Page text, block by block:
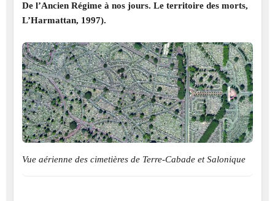
De l’Ancien Régime à nos jours. Le territoire des morts,
L’Harmattan, 1997).
Vue aérienne des cimetières de Terre-Cabade et Salonique